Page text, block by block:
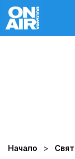
Начало Свят